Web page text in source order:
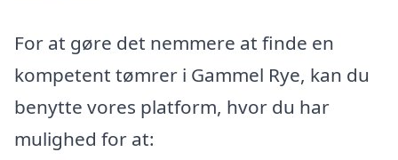
For at gøre det nemmere at finde en
kompetent tømrer i Gammel Rye, kan du
benytte vores platform, hvor du har
mulighed for at: